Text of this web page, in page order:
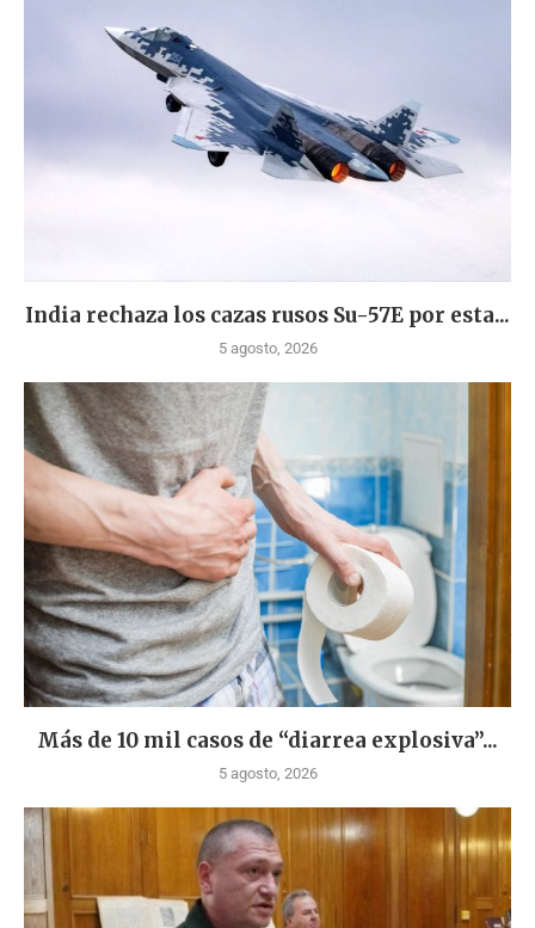
India rechaza los cazas rusos Su-57E por esta...
5 agosto, 2026
Más de 10 mil casos de “diarrea explosiva”...
5 agosto, 2026